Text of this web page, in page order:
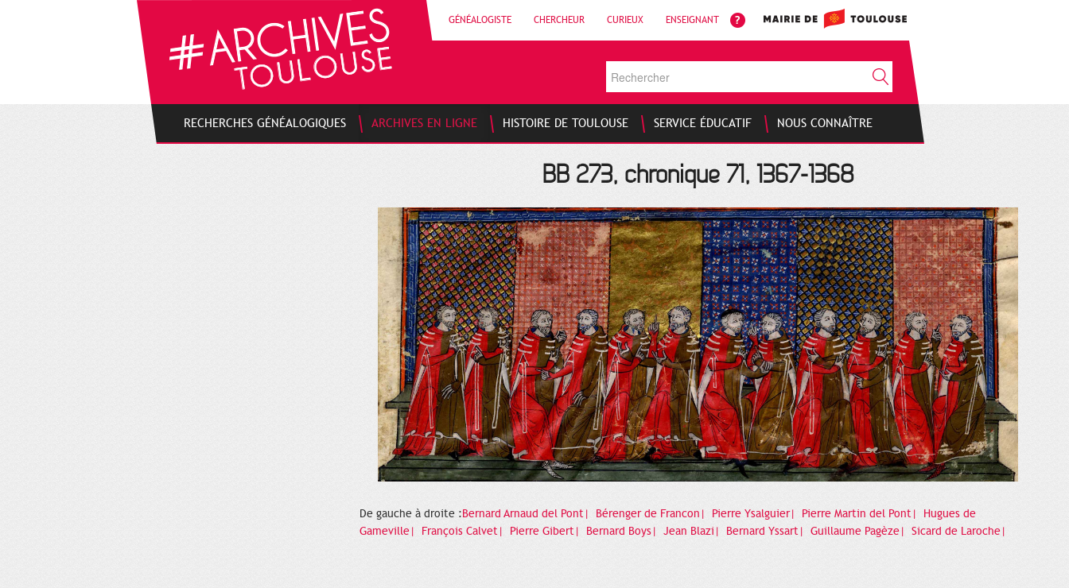
GÉNÉALOGISTE CHERCHEUR CURIEUX ENSEIGNANT
RECHERCHES GÉNÉALOGIQUES ARCHIVES EN LIGNE HISTOIRE DE TOULOUSE SERVICE ÉDUCATIF NOUS CONNAÎTRE
BB 273, chronique 71, 1367-1368
De gauche à droite :Bernard Arnaud del Pont| Bérenger de Francon| Pierre Ysalguier| Pierre Martin del Pont|
Hugues de
Gameville|
François Calvet| Pierre Gibert| Bernard Boys| Jean Blazi| Bernard Yssart| Guillaume Pagèze| Sicard de Laroche|
Cookies management panel